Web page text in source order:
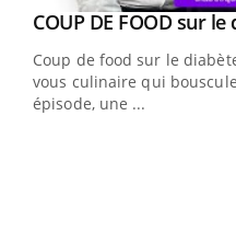
Youtube
COUP DE FOOD sur le
Coup de food sur le
vous culinaire qui
épisode, une ...